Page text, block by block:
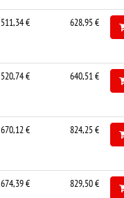
511,34 € 628,95 €
520,74 € 640,51 €
670,12 € 824,25 €
674,39 € 829,50 €